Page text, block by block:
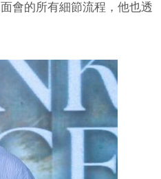
會的所有細節流程，他也透